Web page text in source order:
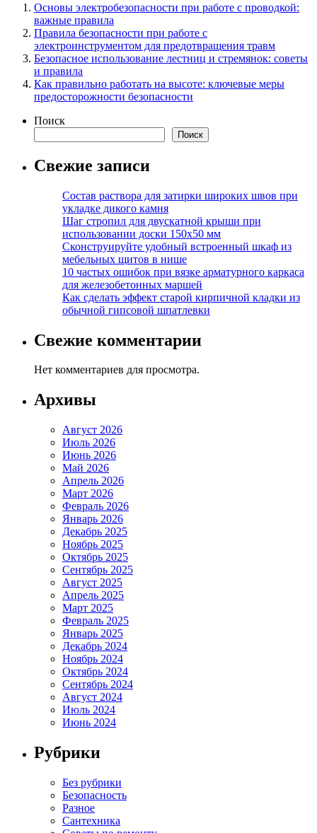
Основы электробезопасности при работе с проводкой:
важные правила
Правила безопасности при работе с
электроинструментом для предотвращения травм
Безопасное использование лестниц и стремянок: советы
и правила
Как правильно работать на высоте: ключевые меры
предосторожности безопасности
Поиск
Поиск
Свежие записи
Состав раствора для затирки широких швов при
укладке дикого камня
Шаг стропил для двускатной крыши при
использовании доски 150х50 мм
Сконструируйте удобный встроенный шкаф из
мебельных щитов в нише
10 частых ошибок при вязке арматурного каркаса
для железобетонных маршей
Как сделать эффект старой кирпичной кладки из
обычной гипсовой шпатлевки
Свежие комментарии
Нет комментариев для просмотра.
Архивы
Август 2026
Июль 2026
Июнь 2026
Май 2026
Апрель 2026
Март 2026
Февраль 2026
Январь 2026
Декабрь 2025
Ноябрь 2025
Октябрь 2025
Сентябрь 2025
Август 2025
Апрель 2025
Март 2025
Февраль 2025
Январь 2025
Декабрь 2024
Ноябрь 2024
Октябрь 2024
Сентябрь 2024
Август 2024
Июль 2024
Июнь 2024
Рубрики
Без рубрики
Безопасность
Разное
Сантехника